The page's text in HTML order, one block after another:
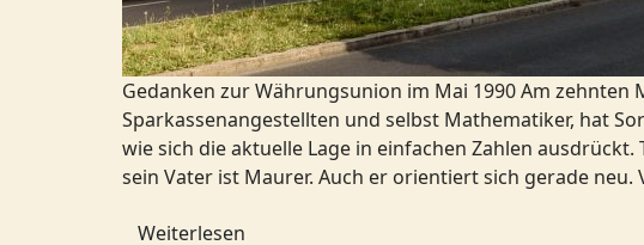
Gedanken zur Währungsunion im Mai 1990 Am
Sparkassenangestellten und selbst Mathematiker, hat
wie sich die aktuelle Lage in einfachen Zahlen
sein Vater ist Maurer. Auch er orientiert sich gerade neu.
Weiterlesen